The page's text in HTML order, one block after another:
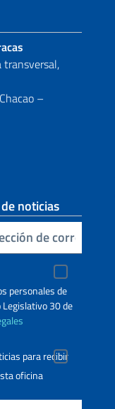
transversal,
–
noticias
personales de
Legislativo 30 de
para recibir
oficina